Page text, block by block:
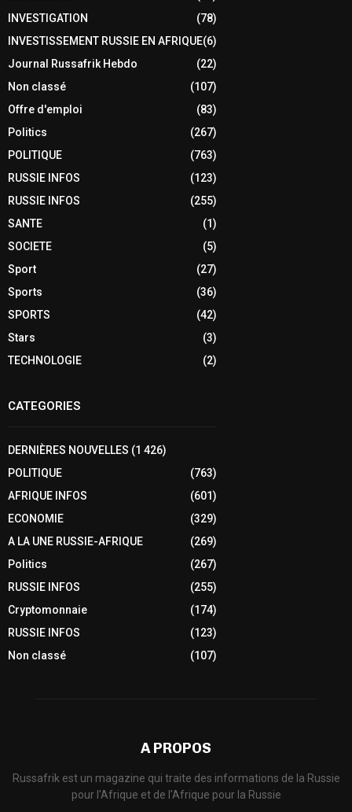
INVESTIGATION
(78)
INVESTISSEMENT RUSSIE EN AFRIQUE(6)
Journal Russafrik Hebdo
(22)
Non classé
(107)
Offre d'emploi
(83)
Politics
(267)
POLITIQUE
(763)
RUSSIE INFOS
(123)
RUSSIE INFOS
(255)
SANTE
(1)
SOCIETE
(5)
Sport
(27)
Sports
(36)
SPORTS
(42)
Stars
(3)
TECHNOLOGIE
(2)
CATEGORIES
DERNIÈRES NOUVELLES (1 426)
POLITIQUE
(763)
AFRIQUE INFOS
(601)
ECONOMIE
(329)
A LA UNE RUSSIE-AFRIQUE
(269)
Politics
(267)
RUSSIE INFOS
(255)
Cryptomonnaie
(174)
RUSSIE INFOS
(123)
Non classé
(107)
A PROPOS
Russafrik est un magazine qui traite des informations de la Russie
pour l'Afrique et de l'Afrique pour la Russie